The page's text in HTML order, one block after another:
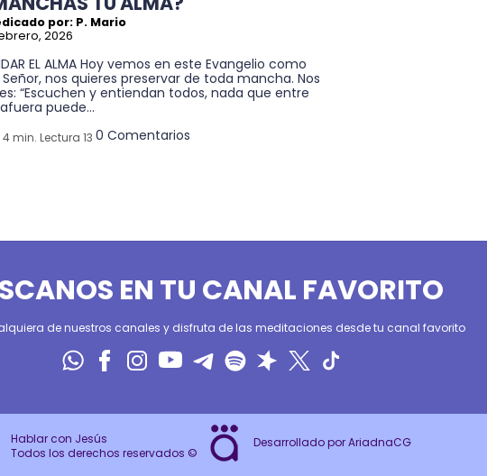
por: P. Mario
2026
EL ALMA Hoy vemos en este Evangelio como
Señor, nos quieres preservar de toda mancha. Nos
“Escuchen y entiendan todos, nada que entre
puede...
4 min. Lectura 13 0 Comentarios
EN TU CANAL FAVORITO
de nuestros canales y disfruta de las meditaciones desde tu canal favorito
Hablar con Jesús
Todos los derechos reservados ©
Desarrollado por AriadnaCG